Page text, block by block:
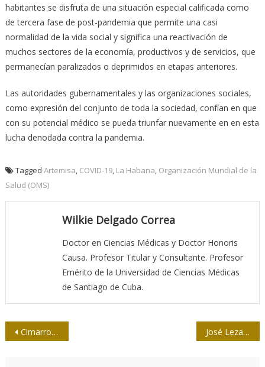
habitantes se disfruta de una situación especial calificada como
de tercera fase de post-pandemia que permite una casi
normalidad de la vida social y significa una reactivación de
muchos sectores de la economía, productivos y de servicios, que
permanecían paralizados o deprimidos en etapas anteriores.
Las autoridades gubernamentales y las organizaciones sociales,
como expresión del conjunto de toda la sociedad, confían en que
con su potencial médico se pueda triunfar nuevamente en en esta
lucha denodada contra la pandemia.
Tagged Artemisa, COVID-19, La Habana, Organización Mundial de la
Salud (OMS)
Wilkie Delgado Correa
Doctor en Ciencias Médicas y Doctor Honoris
Causa. Profesor Titular y Consultante. Profesor
Emérito de la Universidad de Ciencias Médicas
de Santiago de Cuba.
Navegación
Cimarrones a escena (I) José Lezama Lima y su impronta en principales medios de prensa